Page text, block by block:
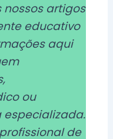
nossos artigos
educativo
aqui
ou
de